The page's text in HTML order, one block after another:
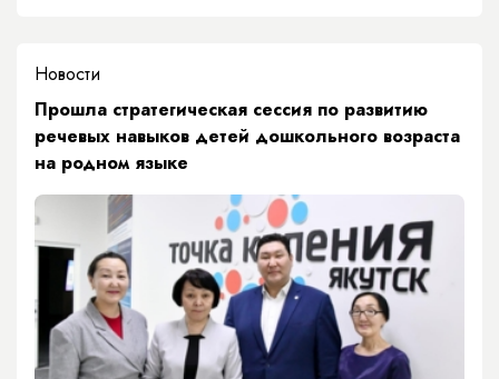
Новости
Прошла стратегическая сессия по развитию
речевых навыков детей дошкольного возраста
на родном языке